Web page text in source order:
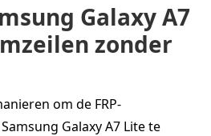
Galaxy A7
zonder
om de FRP-
Galaxy A7 Lite te